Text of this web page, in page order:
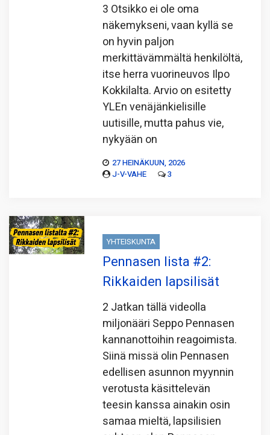
3 Otsikko ei ole oma
näkemykseni, vaan kyllä se
on hyvin paljon
merkittävämmältä henkilöltä,
itse herra vuorineuvos Ilpo
Kokkilalta. Arvio on esitetty
YLEn venäjänkielisille
uutisille, mutta pahus vie,
nykyään on
27 HEINÄKUUN, 2026
J-V-VAHE
3
YHTEISKUNTA
Pennasen lista #2:
Rikkaiden lapsilisät
2 Jatkan tällä videolla
miljonääri Seppo Pennasen
kannanottoihin reagoimista.
Siinä missä olin Pennasen
edellisen asunnon myynnin
verotusta käsittelevän
teesin kanssa ainakin osin
samaa mieltä, lapsilisien